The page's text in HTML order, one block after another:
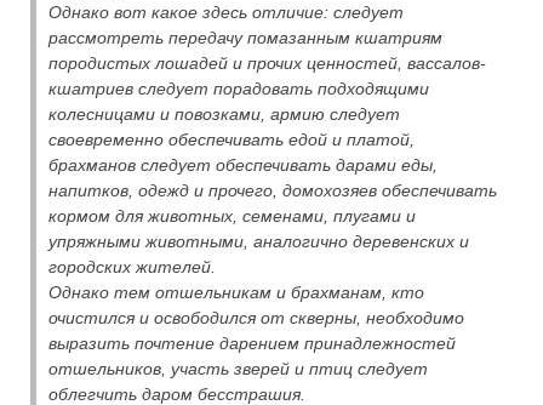
Однако вот какое здесь отличие: следует
рассмотреть передачу помазанным кшатриям
породистых лошадей и прочих ценностей, вассалов-
кшатриев следует порадовать подходящими
колесницами и повозками, армию следует
своевременно обеспечивать едой и платой,
брахманов следует обеспечивать дарами еды,
напитков, одежд и прочего, домохозяев обеспечивать
кормом для животных, семенами, плугами и
упряжными животными, аналогично деревенских и
городских жителей.
Однако тем отшельникам и брахманам, кто
очистился и освободился от скверны, необходимо
выразить почтение дарением принадлежностей
отшельников, участь зверей и птиц следует
облегчить даром бесстрашия.